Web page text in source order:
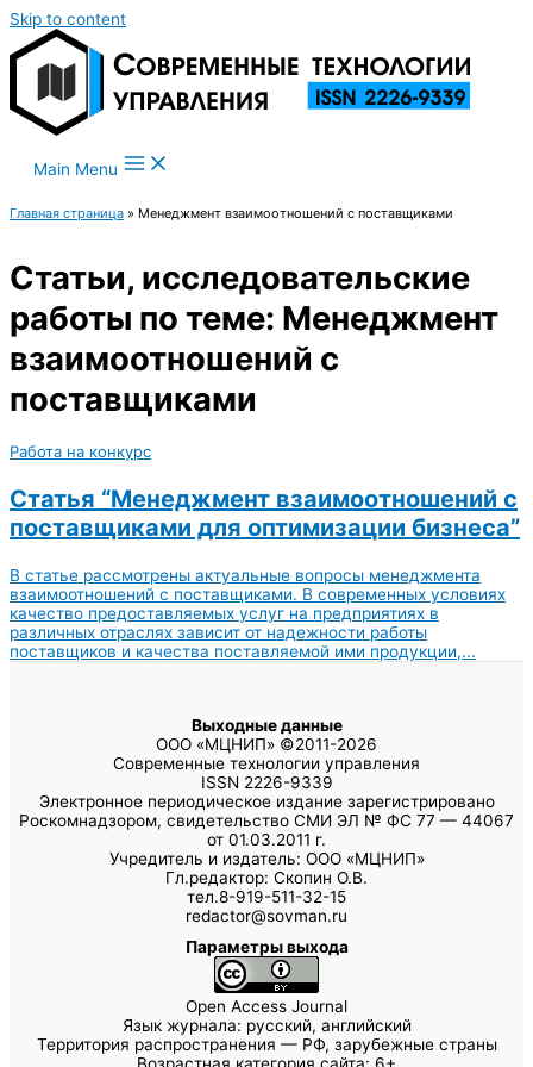
Skip to content
Main Menu
Главная страница » Менеджмент взаимоотношений с поставщиками
Статьи, исследовательские
работы по теме: Менеджмент
взаимоотношений с
поставщиками
Работа на конкурс
Статья “Менеджмент взаимоотношений с
поставщиками для оптимизации бизнеса”
В статье рассмотрены актуальные вопросы менеджмента
взаимоотношений с поставщиками. В современных условиях
качество предоставляемых услуг на предприятиях в
различных отраслях зависит от надежности работы
поставщиков и качества поставляемой ими продукции,...
Выходные данные
ООО «МЦНИП» ©2011-2026
Современные технологии управления
ISSN 2226-9339
Электронное периодическое издание зарегистрировано
Роскомнадзором, свидетельство СМИ ЭЛ № ФС 77 — 44067
от 01.03.2011 г.
Учредитель и издатель: ООО «МЦНИП»
Гл.редактор: Скопин О.В.
тел.8-919-511-32-15
redactor@sovman.ru
Параметры выхода
Open Access Journal
Язык журнала: русский, английский
Территория распространения — РФ, зарубежные страны
Возрастная категория сайта: 6+